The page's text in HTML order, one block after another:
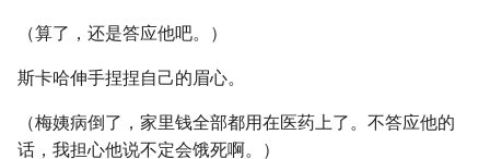
（算了，还是答应他吧。）
斯卡哈伸手捏捏自己的眉心。
（梅姨病倒了，家里钱全部都用在医药上了。不答应他的
话，我担心他说不定会饿死啊。）